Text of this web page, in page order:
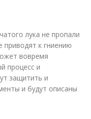
лука не пропали
приводят к гниению
вовремя
процесс и
защитить и
и будут описаны